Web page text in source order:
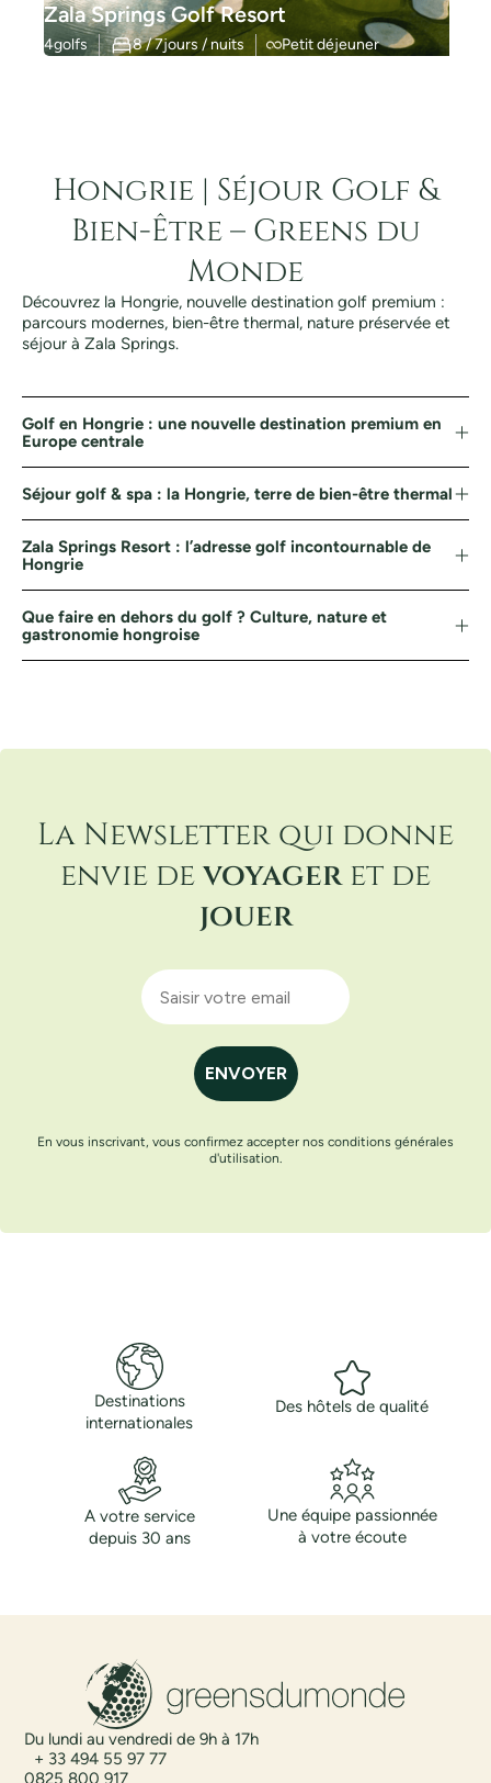
Zala Springs Golf Resort
4golfs 8 / 7jours / nuits Petit déjeuner
Hongrie | Séjour Golf &
Bien-Être – Greens du
Monde
Découvrez la Hongrie, nouvelle destination golf premium :
parcours modernes, bien-être thermal, nature préservée et
séjour à Zala Springs.
Golf en Hongrie : une nouvelle destination premium en
Europe centrale
Séjour golf & spa : la Hongrie, terre de bien-être thermal
Zala Springs Resort : l’adresse golf incontournable de
Hongrie
Que faire en dehors du golf ? Culture, nature et
gastronomie hongroise
La Newsletter qui donne
envie devoyageret de
jouer
ENVOYER
En vous inscrivant, vous confirmez accepter nos conditions générales
d'utilisation.
Destinations
internationales
Des hôtels de qualité
A votre service
depuis 30 ans
Une équipe passionnée
à votre écoute
Du lundi au vendredi de 9h à 17h
+ 33 494 55 97 77
0825 800 917